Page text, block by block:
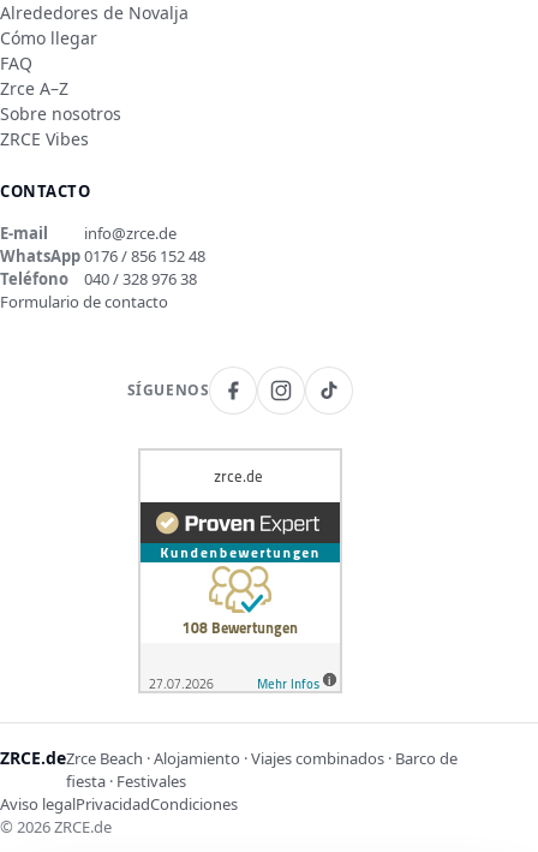
Alrededores de Novalja
Cómo llegar
FAQ
Zrce A–Z
Sobre nosotros
ZRCE Vibes
CONTACTO
E-mail
info@zrce.de
WhatsApp0176 / 856 152 48
Teléfono
040 / 328 976 38
Formulario de contacto
SÍGUENOS
ZRCE.deZrce Beach · Alojamiento · Viajes combinados · Barco de
fiesta · Festivales
Aviso legalPrivacidadCondiciones
© 2026ZRCE.de